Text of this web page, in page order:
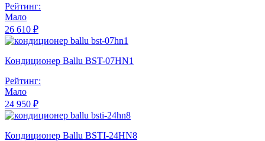
Рейтинг:
Мало
26 610 ₽
Кондиционер Ballu BST-07HN1
Рейтинг:
Мало
24 950 ₽
Кондиционер Ballu BSTI-24HN8